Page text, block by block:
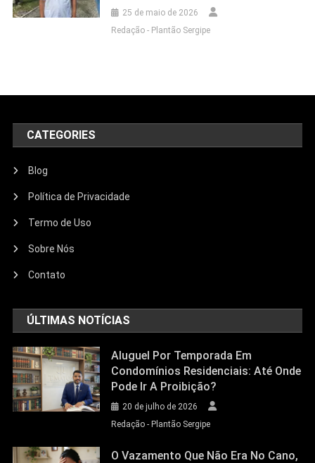
25 de maio de 2026
Redação - Plantão Sergipe
CATEGORIES
Blog
Política de Privacidade
Termo de Uso
Sobre Nós
Contato
ÚLTIMAS NOTÍCIAS
Aluguel Por Temporada Em
Condomínios Residenciais: Até Onde
Pode Ir A Proibição?
20 de julho de 2026
Redação - Plantão Sergipe
O Vazamento Que Não Era No Cano,